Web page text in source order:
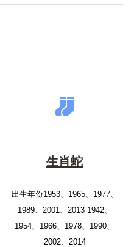
生肖蛇
出生年份1953、1965、1977、
1989、2001、2013 1942、
1954、1966、1978、1990、
2002、2014